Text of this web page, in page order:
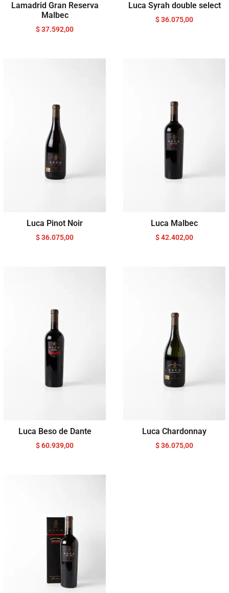
Lamadrid Gran Reserva
Malbec
$37.592,00
Luca Syrah double select
$36.075,00
Luca Pinot Noir
$36.075,00
Luca Malbec
$42.402,00
Luca Beso de Dante
$60.939,00
Luca Chardonnay
$36.075,00